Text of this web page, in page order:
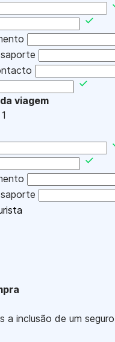
viagem
1
a inclusão de um